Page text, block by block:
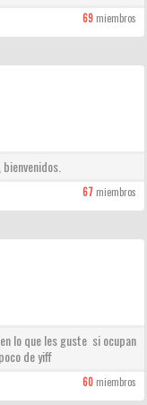
69miembros
67miembros
lo que les guste si ocupan
de yiff
60miembros